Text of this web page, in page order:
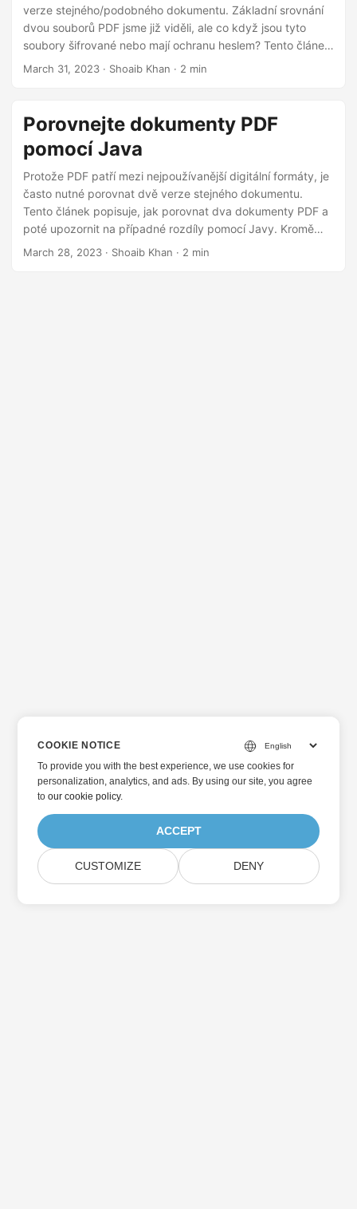
verze stejného/podobného dokumentu. Základní srovnání
dvou souborů PDF jsme již viděli, ale co když jsou tyto
soubory šifrované nebo mají ochranu heslem? Tento článek
zkoumá, jak porovnat dva dokumenty PDF chráněné
March 31, 2023 · Shoaib Khan · 2 min
Porovnejte dokumenty PDF
pomocí Java
Protože PDF patří mezi nejpoužívanější digitální formáty, je
často nutné porovnat dvě verze stejného dokumentu.
Tento článek popisuje, jak porovnat dva dokumenty PDF a
poté upozornit na případné rozdíly pomocí Javy. Kromě
toho se budeme zabývat tím, jak porovnávat soubory PDF
March 28, 2023 · Shoaib Khan · 2 min
COOKIE NOTICE
To provide you with the best experience, we use cookies for
personalization, analytics, and ads. By using our site, you agree
toour cookie policy.
ACCEPT
CUSTOMIZE DENY